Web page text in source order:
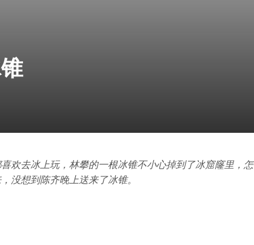
欢去冰上玩，林攀的一根冰锥不小心掉到了冰窟窿里，怎
没想到陈齐晚上送来了冰锥。